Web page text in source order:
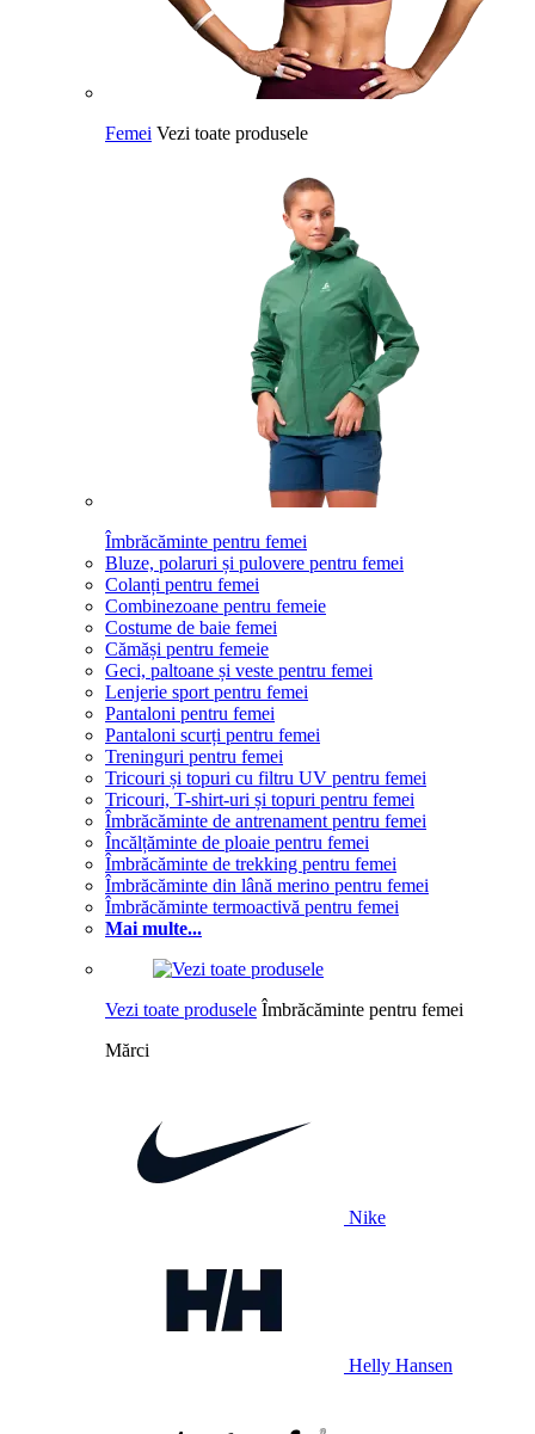
Femei Vezi toate produsele
Îmbrăcăminte pentru femei
Bluze, polaruri și pulovere pentru femei
Colanți pentru femei
Combinezoane pentru femeie
Costume de baie femei
Cămăși pentru femeie
Geci, paltoane și veste pentru femei
Lenjerie sport pentru femei
Pantaloni pentru femei
Pantaloni scurți pentru femei
Treninguri pentru femei
Tricouri și topuri cu filtru UV pentru femei
Tricouri, T-shirt-uri și topuri pentru femei
Îmbrăcăminte de antrenament pentru femei
Încălțăminte de ploaie pentru femei
Îmbrăcăminte de trekking pentru femei
Îmbrăcăminte din lână merino pentru femei
Îmbrăcăminte termoactivă pentru femei
Mai multe...
Vezi toate produsele Îmbrăcăminte pentru femei
Mărci
Nike
Helly Hansen